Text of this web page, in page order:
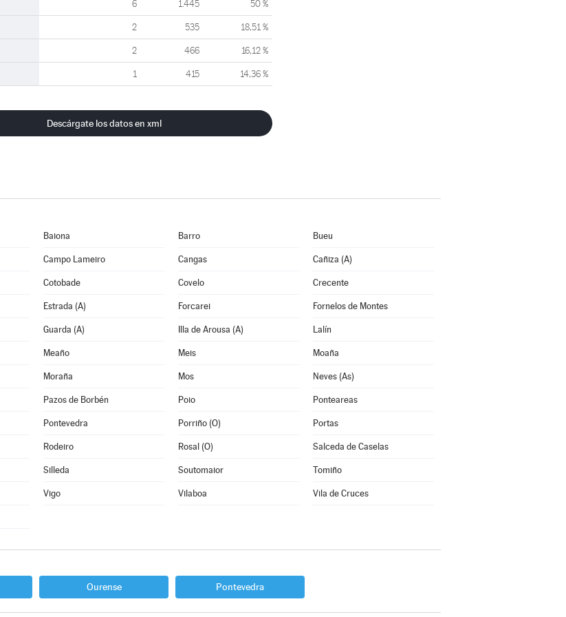
6 1.445 50 %
2 535 18,51 %
2 466 16,12 %
1 415 14,36 %
Descárgate los datos en xml
Baiona Barro Bueu
Campo Lameiro Cangas Cañiza (A)
Cotobade Covelo Crecente
Estrada (A) Forcarei Fornelos de Montes
Guarda (A) Illa de Arousa (A) Lalín
Meaño Meis Moaña
Moraña Mos Neves (As)
Pazos de Borbén Poio Ponteareas
Pontevedra Porriño (O) Portas
Rodeiro Rosal (O) Salceda de Caselas
Silleda Soutomaior Tomiño
Vigo Vilaboa Vila de Cruces
Ourense Pontevedra